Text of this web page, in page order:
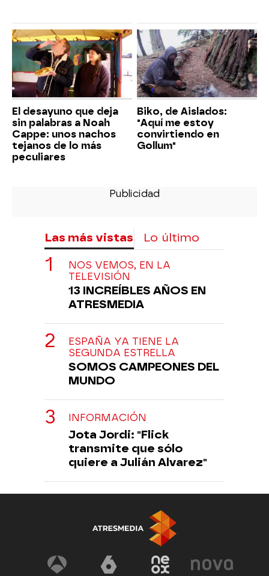
El desayuno que deja
sin palabras a Noah
Cappe: unos nachos
tejanos de lo más
peculiares
Biko, de Aislados:
"Aquí me estoy
convirtiendo en
Gollum"
Las más vistas Lo último
NOS VEMOS, EN LA
TELEVISIÓN
13 INCREÍBLES AÑOS EN
ATRESMEDIA
ESPAÑA YA TIENE LA
SEGUNDA ESTRELLA
SOMOS CAMPEONES DEL
MUNDO
INFORMACIÓN
Jota Jordi: "Flick
transmite que sólo
quiere a Julián Alvarez"